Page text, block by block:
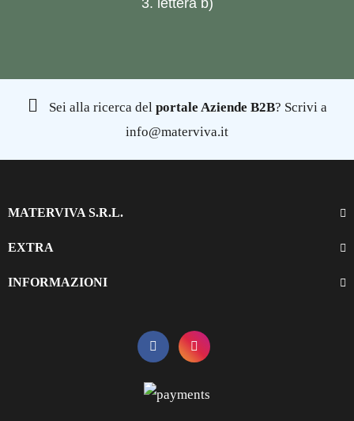
3. lettera b)
Sei alla ricerca del portale Aziende B2B? Scrivi a
info@materviva.it
MATERVIVA S.R.L.
EXTRA
INFORMAZIONI